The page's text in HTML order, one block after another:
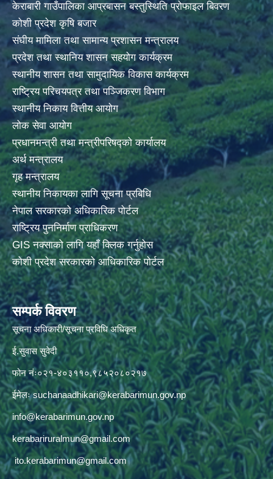
केराबारी गाउँपालिका आप्रबासन बस्तुस्थिति प्रोफाइल बिवरण
कोशी प्रदेश कृषि बजार
संघीय मामिला तथा सामान्य प्रशासन मन्त्रालय
प्रदेश तथा स्थानिय शासन सहयोग कार्यक्रम
स्थानीय शासन तथा सामुदायिक विकास कार्यक्रम
राष्ट्रिय परिचयपत्र तथा पञ्जिकरण विभाग
स्थानीय निकाय वित्तीय आयोग
लोक सेवा आयोग
प्रधानमन्त्री तथा मन्त्रीपरिषद्को कार्यालय
अर्थ मन्त्रालय
गृह मन्त्रालय
स्थानीय निकायका लागि सूचना प्रबिधि
नेपाल सरकारको अधिकारिक पोर्टल
राष्ट्रिय पुननिर्माण प्राधिकरण
GIS नक्साको लागि यहाँ क्लिक गर्नुहोस
कोशी प्रदेश सरकारको आधिकारिक पोर्टल
सम्पर्क विवरण
सूचना अधिकारी/सूचना प्रविधि अधिकृत
ई.सुवास सुवेदी
फोन नंः०२१-४०३११०,९८५२०८०२१७
ईमेलःsuchanaadhikari@kerabarimun.gov.np
info@kerabarimun.gov.np
kerabariruralmun@gmail.com
ito.kerabarimun@gmail.com